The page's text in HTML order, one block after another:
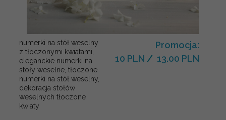
numerki na stół weselny
z tłoczonymi kwiatami,
eleganckie numerki na
stoły weselne, tłoczone
numerki na stół weselny,
dekoracja stołów
weselnych tłoczone
kwiaty
Promocja:
10 PLN / 13.00 PLN